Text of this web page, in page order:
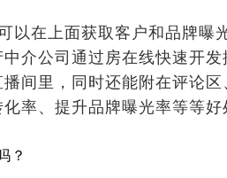
以在上面获取客户和品牌
介公司通过房在线快速开
间里，同时还能附在评论
率、提升品牌曝光率等等好
？